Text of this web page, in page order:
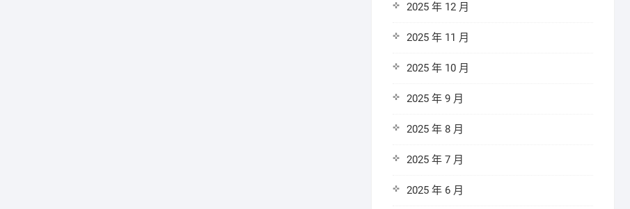
2025 年 12 月
2025 年 11 月
2025 年 10 月
2025 年 9 月
2025 年 8 月
2025 年 7 月
2025 年 6 月